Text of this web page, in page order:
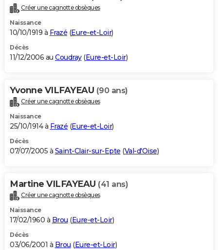
Créer une cagnotte obsèques
Naissance
10/10/1919 à Frazé (Eure-et-Loir)
Décès
11/12/2006 au Coudray(Eure-et-Loir)
Yvonne VILFAYEAU (90 ans)
Créer une cagnotte obsèques
Naissance
25/10/1914 à Frazé (Eure-et-Loir)
Décès
07/07/2005 à Saint-Clair-sur-Epte (Val-d'Oise)
Martine VILFAYEAU (41 ans)
Créer une cagnotte obsèques
Naissance
17/02/1960 à Brou (Eure-et-Loir)
Décès
03/06/2001 à Brou (Eure-et-Loir)